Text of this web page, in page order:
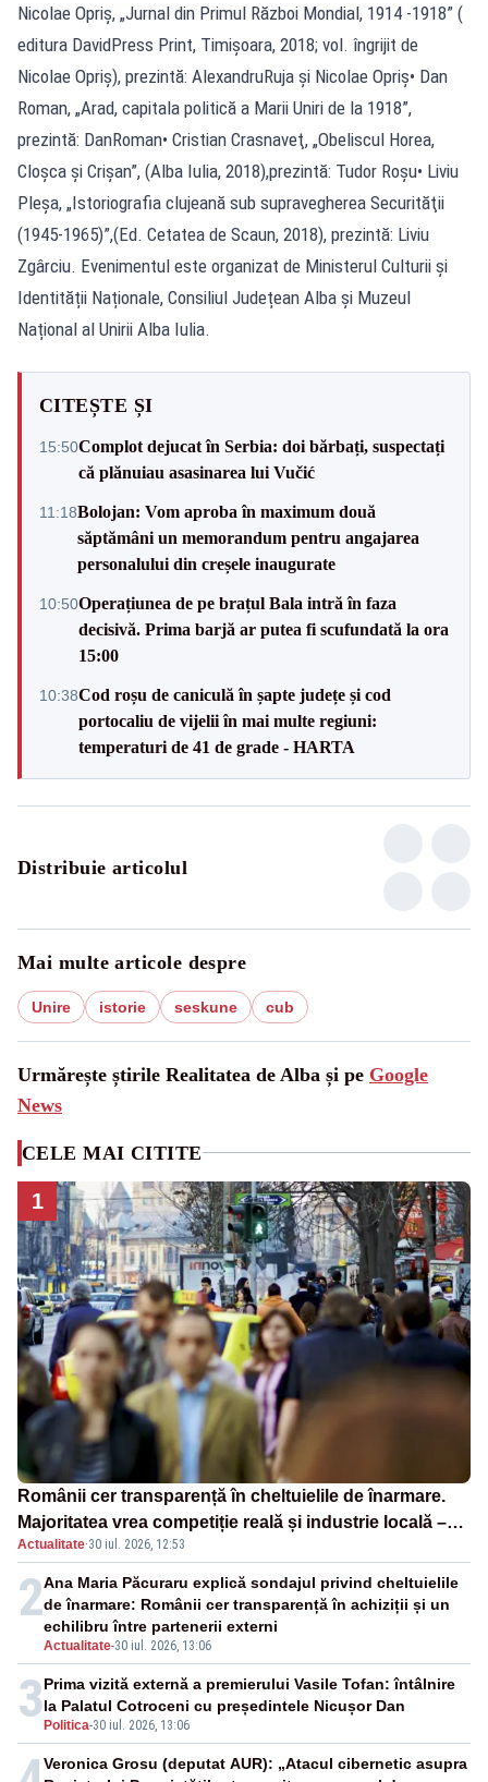
Nicolae Opriș, „Jurnal din Primul Război Mondial, 1914 -1918” (
editura DavidPress Print, Timișoara, 2018; vol. îngrijit de
Nicolae Opriș), prezintă: AlexandruRuja și Nicolae Opriș• Dan
Roman, „Arad, capitala politică a Marii Uniri de la 1918”,
prezintă: DanRoman• Cristian Crasnaveţ, „Obeliscul Horea,
Cloșca și Crișan”, (Alba Iulia, 2018),prezintă: Tudor Roșu• Liviu
Pleșa, „Istoriografia clujeană sub supravegherea Securităţii
(1945-1965)”,(Ed. Cetatea de Scaun, 2018), prezintă: Liviu
Zgârciu. Evenimentul este organizat de Ministerul Culturii și
Identității Naționale, Consiliul Județean Alba și Muzeul
Național al Unirii Alba Iulia.
CITEȘTE ȘI
15:50Complot dejucat în Serbia: doi bărbați, suspectați
că plănuiau asasinarea lui Vučić
11:18Bolojan: Vom aproba în maximum două
săptămâni un memorandum pentru angajarea
personalului din creșele inaugurate
10:50Operațiunea de pe brațul Bala intră în faza
decisivă. Prima barjă ar putea fi scufundată la ora
15:00
10:38Cod roșu de caniculă în șapte județe și cod
portocaliu de vijelii în mai multe regiuni:
temperaturi de 41 de grade - HARTA
Distribuie articolul
Mai multe articole despre
Unire istorie seskune cub
Urmărește știrile Realitatea de Alba și pe Google
News
CELE MAI CITITE
1
Românii cer transparență în cheltuielile de înarmare.
Majoritatea vrea competiție reală și industrie locală –
SONDAJ
Actualitate·30 iul. 2026, 12:53
2
Actualitate-30 iul. 2026, 13:06
Ana Maria Păcuraru explică sondajul privind cheltuielile
de înarmare: Românii cer transparență în achiziții și un
echilibru între partenerii externi
3 Politica-30 iul. 2026, 13:06
Prima vizită externă a premierului Vasile Tofan: întâlnire
la Palatul Cotroceni cu președintele Nicușor Dan
Veronica Grosu (deputat AUR): „Atacul cibernetic asupra